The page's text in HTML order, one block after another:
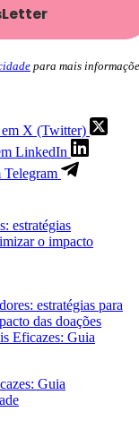
para mais
X (Twitter)
LinkedIn
Telegram
estratégias para
das doações
Eficazes: Guia